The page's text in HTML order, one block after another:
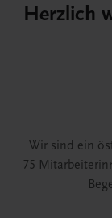
Herzlich
Wir sind ein
75